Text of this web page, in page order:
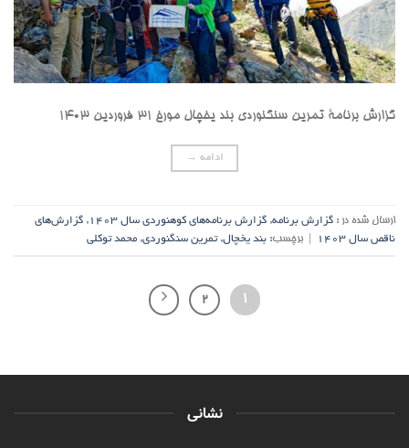
گزارش برنامۀ تمرین سنگنوردی بند یخچال مورخ ۳۱ فروردین ۱۴۰۳
ادامه →
ارسال شده در : گزارش برنامه, گزارش برنامه‌های کوهنوردی سال ۱۴۰۳ , گزارش‌های
ناقص سال ۱۴۰۳
برچسب: بند یخچال,تمرین سنگنوردی, محمد توکلی
1
2
نشانی